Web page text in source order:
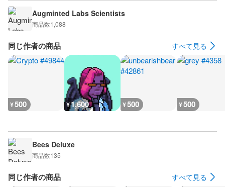
Augminted Labs Scientists
商品数1,088
同じ作者の商品 すべて見る
¥500 ¥1,600 ¥500 ¥500
Bees Deluxe
商品数135
同じ作者の商品 すべて見る